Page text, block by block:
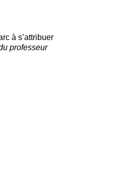
à s’attribuer
professeur